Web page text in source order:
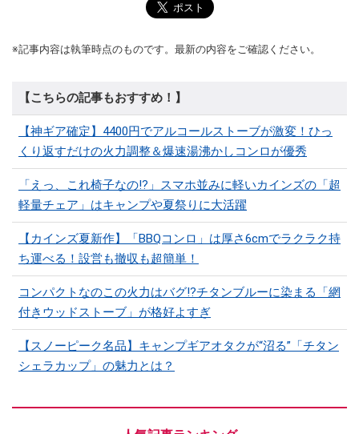
※記事内容は執筆時点のものです。最新の内容をご確認ください。
【こちらの記事もおすすめ！】
【神ギア確定】4400円でアルコールストーブが激変！ひっ
くり返すだけの火力調整＆爆速湯沸かしコンロが優秀
「えっ、これ椅子なの!?」スマホ並みに軽いカインズの「超
軽量チェア」はキャンプや夏祭りに大活躍
【カインズ夏新作】「BBQコンロ」は厚さ6cmでラクラク持
ち運べる！設営も撤収も超簡単！
コンパクトなのこの火力はバグ⁉チタンブルーに染まる「網
付きウッドストーブ」が格好よすぎ
【スノーピーク名品】キャンプギアオタクが“沼る”「チタン
シェラカップ」の魅力とは？